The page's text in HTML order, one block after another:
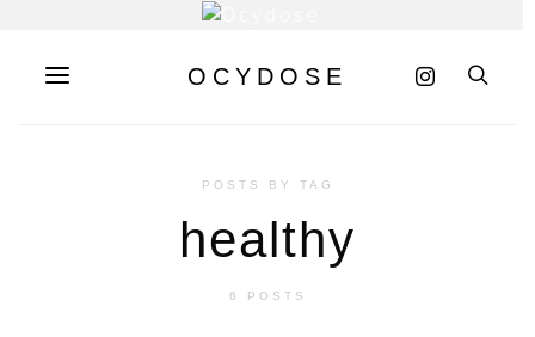
OCYDOSE
POSTS BY TAG
healthy
6 POSTS